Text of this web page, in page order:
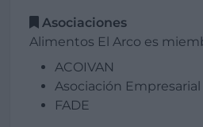
Asociaciones
Alimentos El Arco es
ACOIVAN
Asociación
FADE